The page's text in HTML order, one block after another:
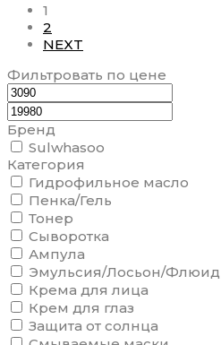
1
2
NEXT
Фильтровать по цене
Бренд
Sulwhasoo
Категория
Гидрофильное масло
Пенка/Гель
Тонер
Сыворотка
Ампула
Эмульсия/Лосьон/Флюид
Крема для лица
Крем для глаз
Защита от солнца